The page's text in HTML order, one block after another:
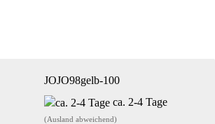
JOJO98gelb-100
ca. 2-4 Tage
(Ausland abweichend)